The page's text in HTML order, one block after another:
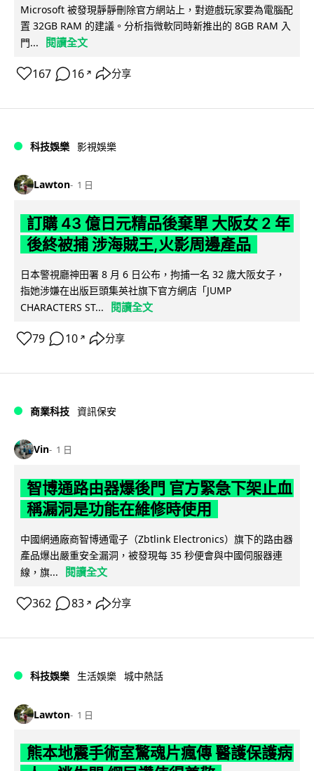
Microsoft 被發現靜靜刪除官方網站上，對遊戲玩家要為電腦配
置 32GB RAM 的建議。分析指微軟同時新推出的 8GB RAM 入
門...
閱讀全文
167 16 ↗ 分享
科技娛樂 影視娛樂
Lawton 1 日
訂購 43 億日元精品後棄單 大阪女 2 年
後終被捕 涉海賊王,火影周邊產品
日本警視廳神田署 8 月 6 日公布，拘捕一名 32 歲大阪女子，
指她涉嫌在出版巨頭集英社旗下官方網店「JUMP
CHARACTERS ST...
閱讀全文
79 10 ↗ 分享
商業科技 資訊保安
Vin 1 日
智博通路由器爆後門 官方緊急下架止血
稱漏洞是功能在維修時使用
中國網通廠商智博通電子（Zbtlink Electronics）旗下的路由器
產品爆出嚴重安全漏洞，被發現每 35 秒便會與中國伺服器連
線，旗...
閱讀全文
362 83 ↗ 分享
科技娛樂 生活娛樂 城中熱話
Lawton 1 日
熊本地震手術室驚魂片瘋傳 醫護保護病